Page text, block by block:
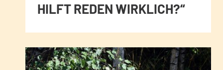
HILFT REDEN WIRKLICH?“